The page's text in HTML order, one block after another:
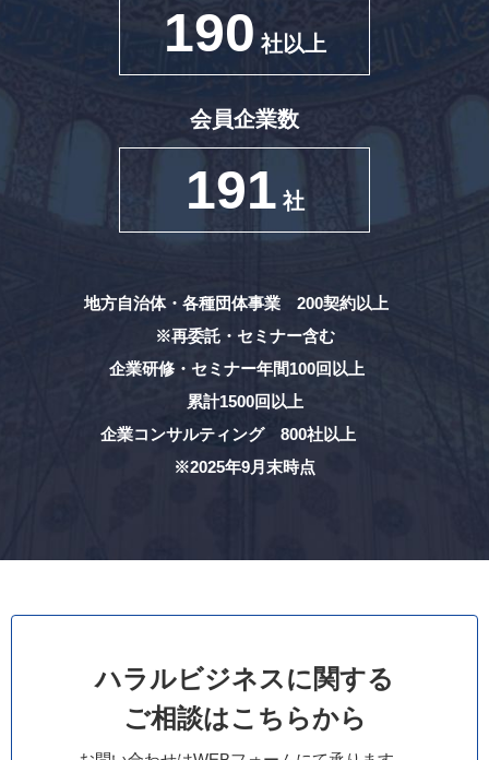
190 社以上
会員企業数
191 社
地方自治体・各種団体事業 200契約以上
※再委託・セミナー含む
企業研修・セミナー年間100回以上
累計1500回以上
企業コンサルティング 800社以上
※2025年9月末時点
ハラルビジネスに関する
ご相談はこちらから